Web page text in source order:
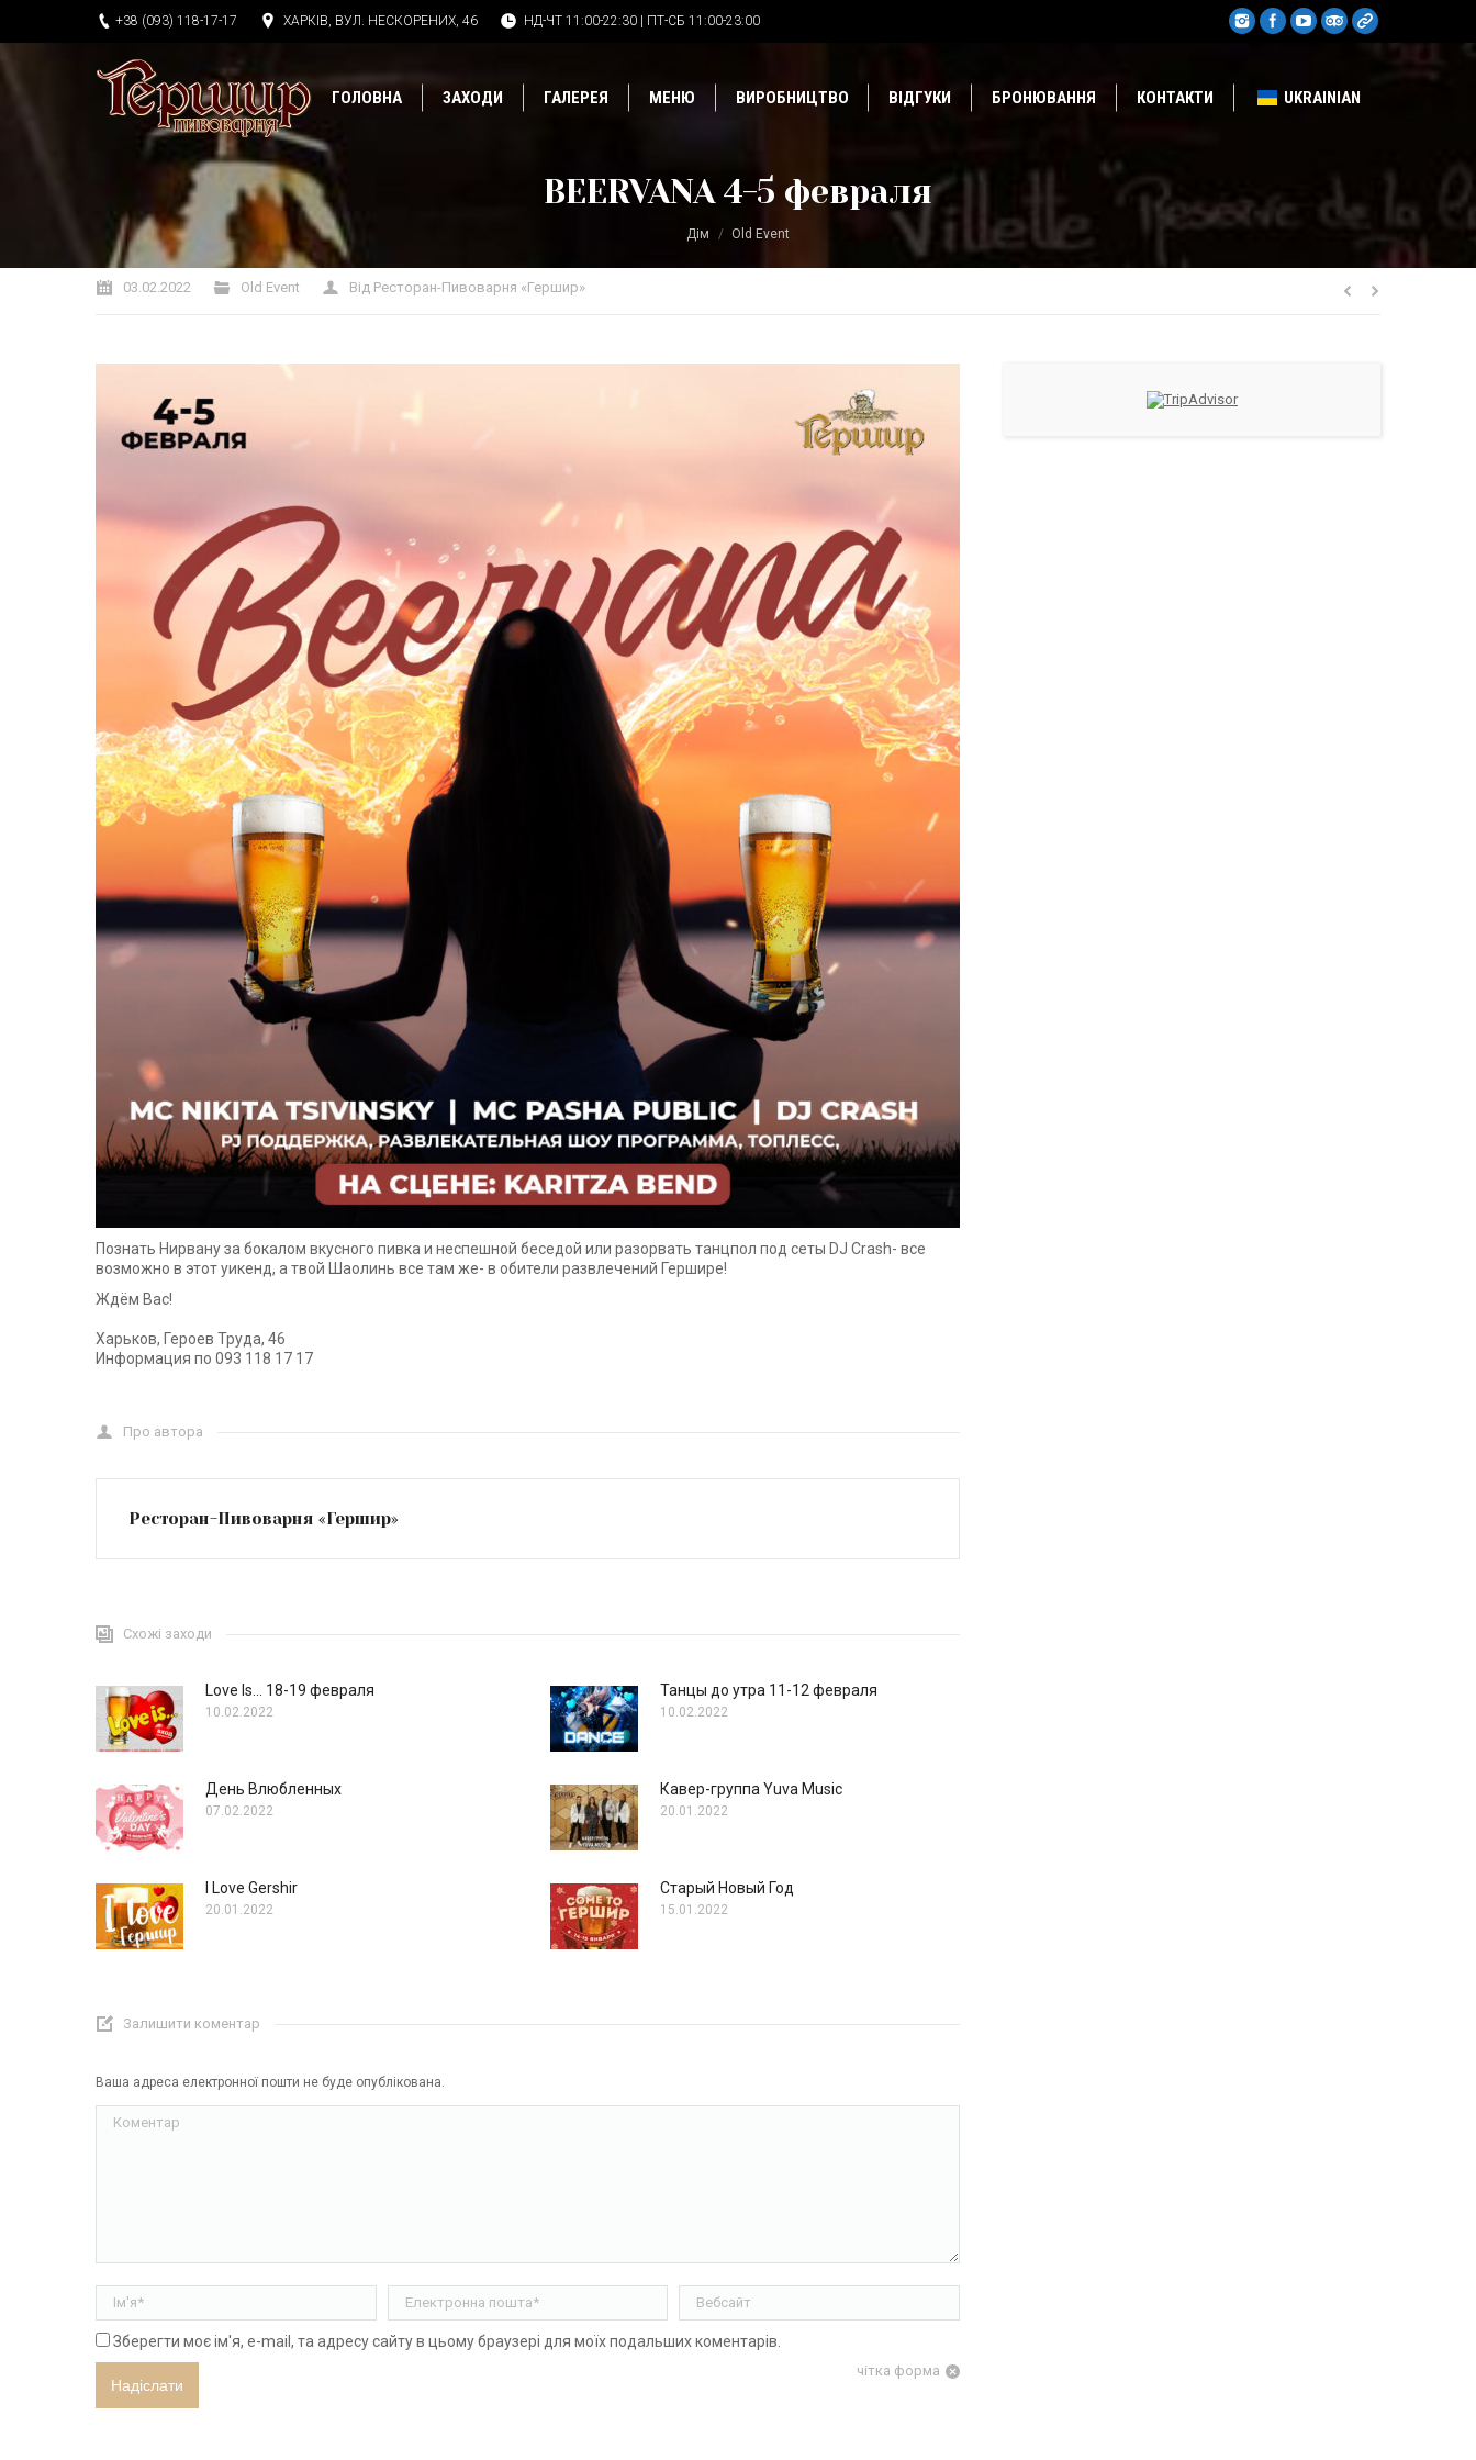
+38 (093) 118-17-17 ХАРКІВ, ВУЛ. НЕСКОРЕНИХ, 46 НД-ЧТ 11:00-22:30 | ПТ-СБ 11:00-23:00
ГОЛОВНА ЗАХОДИ ГАЛЕРЕЯ МЕНЮ ВИРОБНИЦТВО ВІДГУКИ БРОНЮВАННЯ КОНТАКТИ UKRAINIAN
BEERVANA 4-5 февраля
Ви тут: Дім Old Event
03.02.2022 Old Event Від Ресторан-Пивоварня «Гершир»
Познать Нирвану за бокалом вкусного пивка и неспешной беседой или разорвать танцпол под сеты DJ Crash- все
возможно в этот уикенд, а твой Шаолинь все там же- в обители развлечений Гершире!
Ждём Вас!
Харьков, Героев Труда, 46
Информация по 093 118 17 17
Про автора
Ресторан-Пивоварня «Гершир»
Схожі заходи
Love Is… 18-19 февраля
10.02.2022
Танцы до утра 11-12 февраля
10.02.2022
День Влюбленных
07.02.2022
Кавер-группа Yuva Music
20.01.2022
I Love Gershir
20.01.2022
Старый Новый Год
15.01.2022
Залишити коментар
Ваша адреса електронної пошти не буде опублікована.
Коментар
Ім'я * Електронна пошта * Вебсайт
Зберегти моє ім'я, e-mail, та адресу сайту в цьому браузері для моїх подальших коментарів.
чітка форма
Надіслати